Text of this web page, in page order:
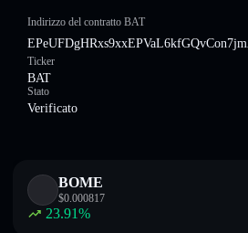
Indirizzo del contratto BAT
Ticker
BAT
Stato
Verificato
BOME
$0.000817
23.91%